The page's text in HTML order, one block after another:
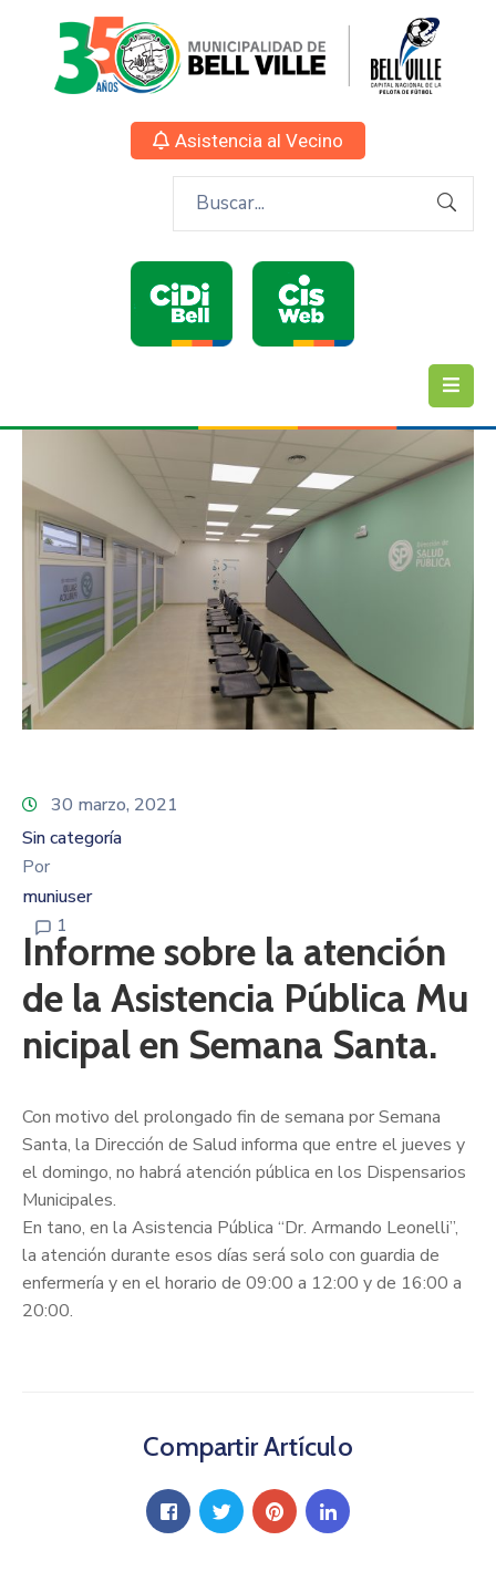
Asistencia al Vecino
30 marzo, 2021
Sin categoría
Por
muniuser
1
Informe sobre la atención
de la Asistencia Pública Mu
nicipal en Semana Santa.
Con motivo del prolongado fin de semana por Semana
Santa, la Dirección de Salud informa que entre el jueves y
el domingo, no habrá atención pública en los Dispensarios
Municipales.
En tano, en la Asistencia Pública “Dr. Armando Leonelli”,
la atención durante esos días será solo con guardia de
enfermería y en el horario de 09:00 a 12:00 y de 16:00 a
20:00.
Compartir Artículo